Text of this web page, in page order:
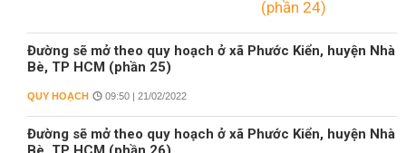
Đường sẽ mở theo quy hoạch ở xã Phước Kiển, huyện Nhà
Bè, TP HCM (phần 25)
QUY HOẠCH 09:50 | 21/02/2022
Đường sẽ mở theo quy hoạch ở xã Phước Kiển, huyện Nhà